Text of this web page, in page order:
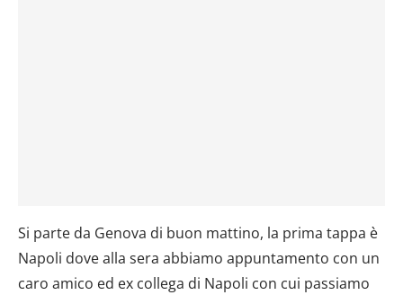
Si parte da Genova di buon mattino, la prima tappa è
Napoli dove alla sera abbiamo appuntamento con un
caro amico ed ex collega di Napoli con cui passiamo